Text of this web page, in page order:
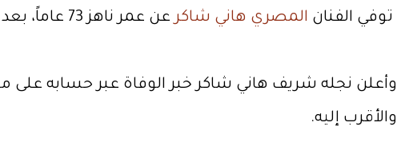
توفي الفنان المصري هاني شاكرعن عمر ناهز 73 عاماً، بعد تدهور حالته الصحية إثر أزمة طبية استمرت لأسابيع، انتهت بوفاته اليوم الأحد.
وأعلن نجله شريف هاني شاكر خبر الوفاة عبر حسابه
والأقرب إليه.